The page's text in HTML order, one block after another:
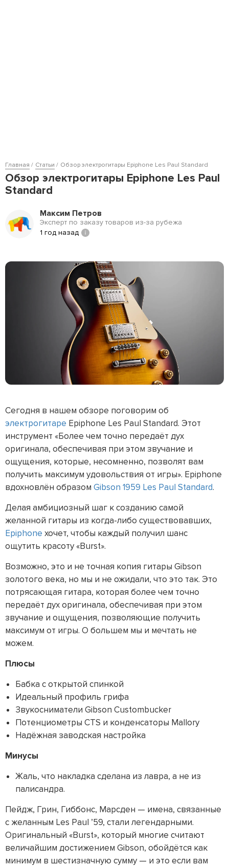
Главная Статьи Обзор электрогитары Epiphone Les Paul Standard
Обзор электрогитары Epiphone Les Paul
Standard
Максим Петров
Эксперт по заказу товаров из-за рубежа
1 год назад
Сегодня в нашем обзоре поговорим об
электрогитаре Epiphone Les Paul Standard. Этот
инструмент «Более чем точно передаёт дух
оригинала, обеспечивая при этом звучание и
ощущения, которые, несомненно, позволят вам
получить максимум удовольствия от игры». Epiphone
вдохновлён образом Gibson 1959 Les Paul Standard.
Делая амбициозный шаг к созданию самой
желанной гитары из когда-либо существовавших,
Epiphone хочет, чтобы каждый получил шанс
ощутить красоту «Burst».
Возможно, это и не точная копия гитары Gibson
золотого века, но мы и не ожидали, что это так. Это
потрясающая гитара, которая более чем точно
передаёт дух оригинала, обеспечивая при этом
звучание и ощущения, позволяющие получить
максимум от игры. О большем мы и мечтать не
можем.
Плюсы
Бабка с открытой спинкой
Идеальный профиль грифа
Звукосниматели Gibson Custombucker
Потенциометры CTS и конденсаторы Mallory
Надёжная заводская настройка
Минусы
Жаль, что накладка сделана из лавра, а не из
палисандра.
Пейдж, Грин, Гиббонс, Марсден — имена, связанные
с желанным Les Paul ’59, стали легендарными.
Оригинальный «Burst», который многие считают
величайшим достижением Gibson, обойдётся как
минимум в шестизначную сумму — и это если вам